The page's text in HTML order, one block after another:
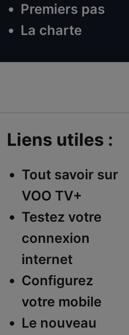
Premiers pas
La charte
Liens utiles :
Tout savoir sur
VOO TV+
Testez votre
connexion
internet
Configurez
votre mobile
Le nouveau